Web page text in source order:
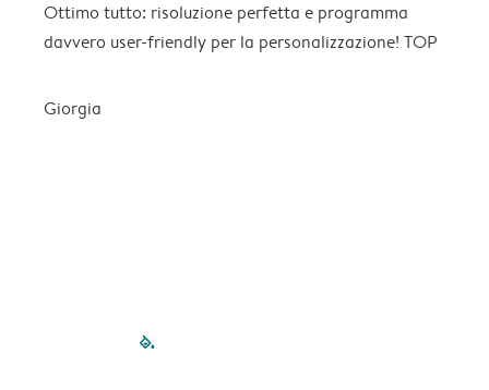
Ottimo tutto: risoluzione perfetta e programma
davvero user-friendly per la personalizzazione! TOP
Giorgia
filled-pagination